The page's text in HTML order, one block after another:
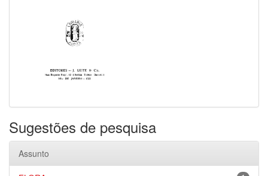
Sugestões de pesquisa
Assunto